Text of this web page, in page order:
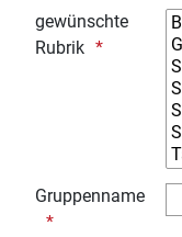
gewünschte
Rubrik
Gruppenname